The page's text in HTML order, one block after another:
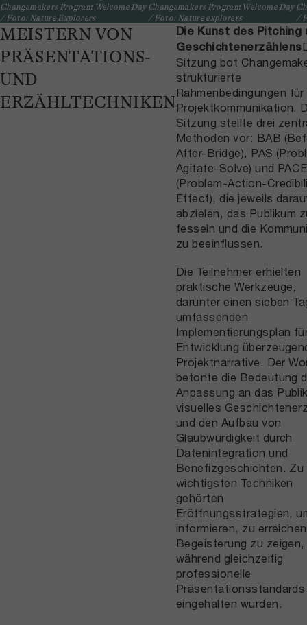
Changemakers Program Welcome Day
/ Foto: Nature Explorers
Changemakers Program Welcome Day
/ Foto: Nature explorers
/
MEISTERN VON
PRÄSENTATIONS-
UND
ERZÄHLTECHNIKEN
Die Kunst des Pitching
Geschichtenerzählens
Sitzung bot
strukturierte
Rahmenbedingungen für
Projektkommunikation.
Sitzung stellte drei
Methoden vor: BAB
After-Bridge), PAS
Agitate-Solve) und PACE
(Problem-Action-
Effect), die jeweils
abzielen, das Publikum
fesseln und die
zu beeinflussen.
Die Teilnehmer erhielten
praktische Werkzeuge,
darunter einen sieben
umfassenden
Implementierungsplan
Entwicklung
Projektnarrative. Der
betonte die Bedeutung
Anpassung an das
visuelles
und den Aufbau von
Glaubwürdigkeit durch
Datenintegration und
Benefizgeschichten. Zu
wichtigsten Techniken
gehörten
Eröffnungsstrategien,
informieren, zu
Begeisterung zu zeigen,
während gleichzeitig
professionelle
Präsentationsstandards
eingehalten wurden.